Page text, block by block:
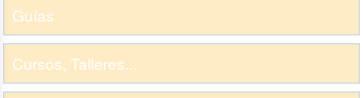
Guías
Cursos, Talleres...